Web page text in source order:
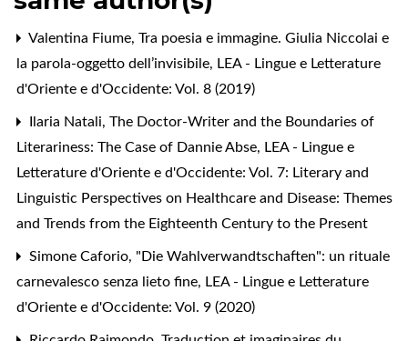
Valentina Fiume, Tra poesia e immagine. Giulia Niccolai e
la parola-oggetto dell’invisibile, LEA - Lingue e Letterature
d'Oriente e d'Occidente: Vol. 8 (2019)
Ilaria Natali, The Doctor-Writer and the Boundaries of
Literariness: The Case of Dannie Abse, LEA - Lingue e
Letterature d'Oriente e d'Occidente: Vol. 7: Literary and
Linguistic Perspectives on Healthcare and Disease: Themes
and Trends from the Eighteenth Century to the Present
Simone Caforio, "Die Wahlverwandtschaften": un rituale
carnevalesco senza lieto fine, LEA - Lingue e Letterature
d'Oriente e d'Occidente: Vol. 9 (2020)